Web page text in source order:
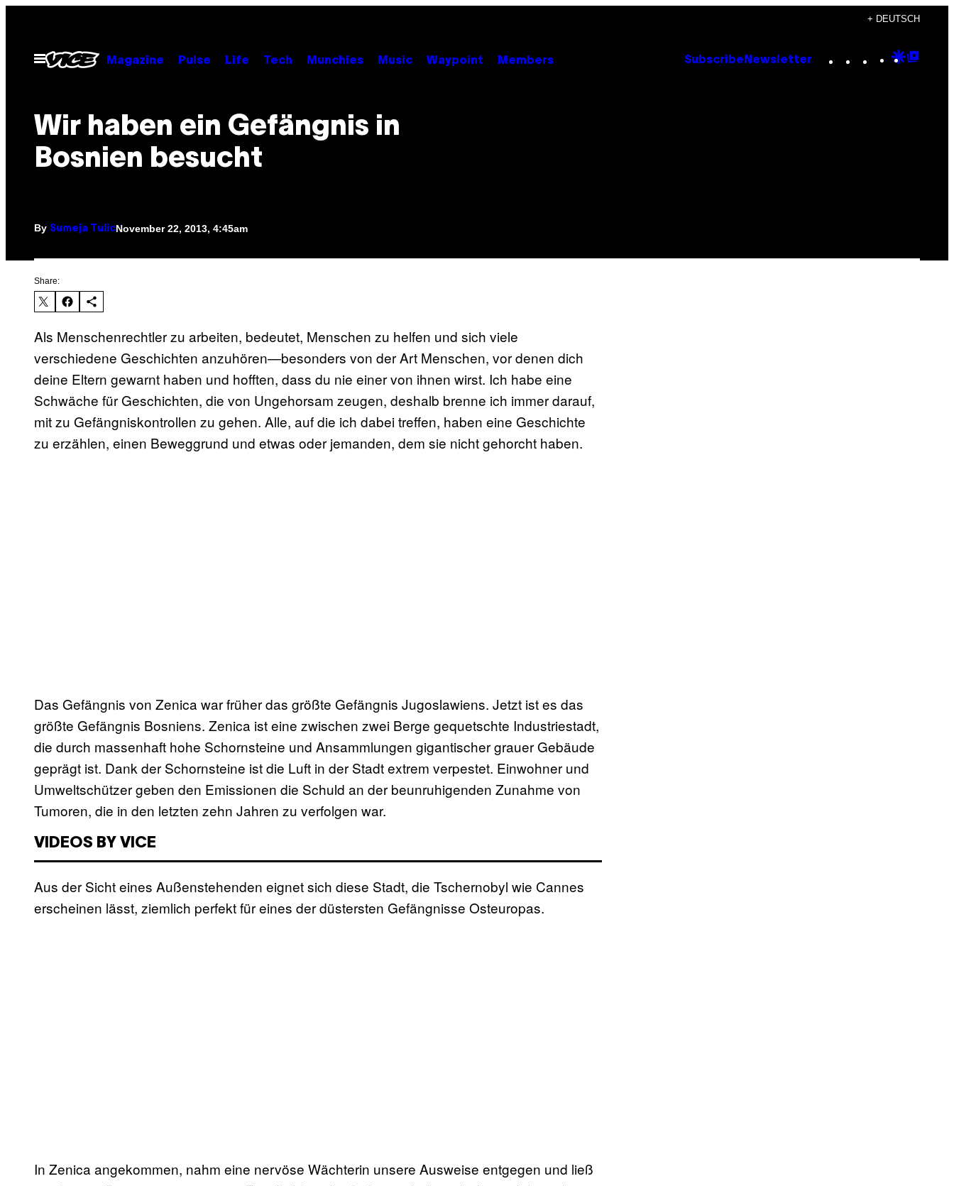
content
+ DEUTSCH
Open
Menu
Magazine Pulse Life Tech Munchies Music Waypoint Members Subscribe Newsletter Instagram
TikTok
YouTube
Google
Wir haben ein Gefängnis in
Bosnien besucht
By Sumeja TulicNovember 22, 2013, 4:45am
Share:
Als Menschenrechtler zu arbeiten, bedeutet, Menschen zu helfen und sich viele
verschiedene Geschichten anzuhören—besonders von der Art Menschen, vor denen dich
deine Eltern gewarnt haben und hofften, dass du nie einer von ihnen wirst. Ich habe eine
Schwäche für Geschichten, die von Ungehorsam zeugen, deshalb brenne ich immer darauf,
mit zu Gefängniskontrollen zu gehen. Alle, auf die ich dabei treffen, haben eine Geschichte
zu erzählen, einen Beweggrund und etwas oder jemanden, dem sie nicht gehorcht haben.
Das Gefängnis von Zenica war früher das größte Gefängnis Jugoslawiens. Jetzt ist es das
größte Gefängnis Bosniens. Zenica ist eine zwischen zwei Berge gequetschte Industriestadt,
die durch massenhaft hohe Schornsteine und Ansammlungen gigantischer grauer Gebäude
geprägt ist. Dank der Schornsteine ist die Luft in der Stadt extrem verpestet. Einwohner und
Umweltschützer geben den Emissionen die Schuld an der beunruhigenden Zunahme von
Tumoren, die in den letzten zehn Jahren zu verfolgen war.
VIDEOS BY VICE
Aus der Sicht eines Außenstehenden eignet sich diese Stadt, die Tschernobyl wie Cannes
erscheinen lässt, ziemlich perfekt für eines der düstersten Gefängnisse Osteuropas.
In Zenica angekommen, nahm eine nervöse Wächterin unsere Ausweise entgegen und ließ